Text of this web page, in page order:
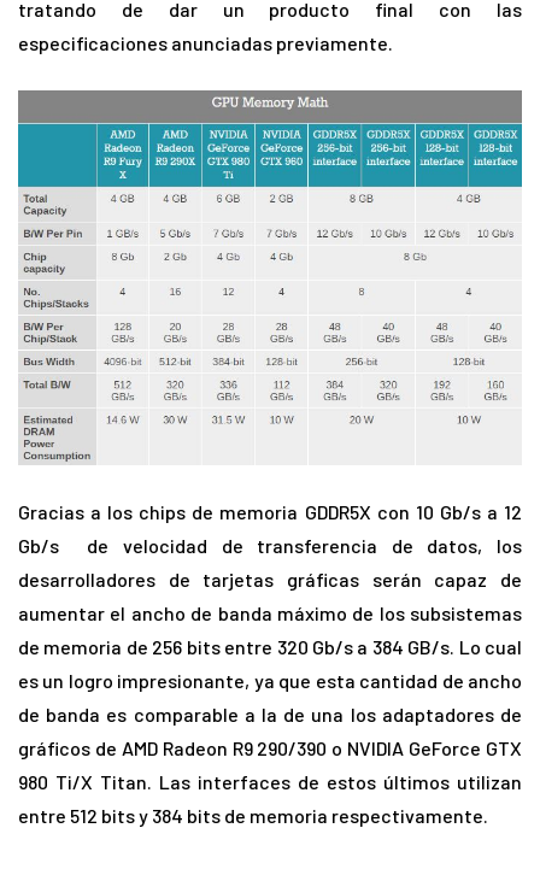
tratando de dar un producto final con las
especificaciones anunciadas previamente.
Gracias a los chips de memoria GDDR5X con 10 Gb/s a 12
Gb/s de velocidad de transferencia de datos, los
desarrolladores de tarjetas gráficas serán capaz de
aumentar el ancho de banda máximo de los subsistemas
de memoria de 256 bits entre 320 Gb/s a 384 GB/s. Lo cual
es un logro impresionante, ya que esta cantidad de ancho
de banda es comparable a la de una los adaptadores de
gráficos de AMD Radeon R9 290/390 o NVIDIA GeForce GTX
980 Ti/X Titan. Las interfaces de estos últimos utilizan
entre 512 bits y 384 bits de memoria respectivamente.